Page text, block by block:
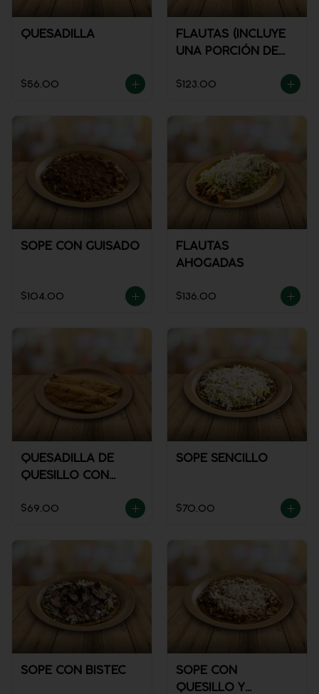
QUESADILLA
$56.00
FLAUTAS (INCLUYE
UNA PORCIÓN DE
$123.00
SOPE CON GUISADO
$104.00
FLAUTAS
AHOGADAS
$136.00
QUESADILLA DE
QUESILLO CON
$69.00
SOPE SENCILLO
$70.00
SOPE CON BISTEC
SOPE CON
QUESILLO Y